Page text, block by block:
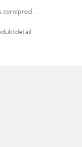
DE000WA703E4